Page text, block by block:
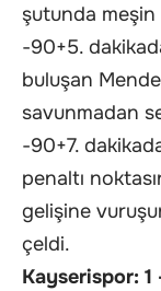
şutunda
-90+5.
buluşan
savunmadan
-90+7.
penaltı
gelişine
çeldi.
Kayserispor: